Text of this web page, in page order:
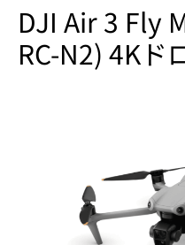
DJI Air 3 Fly
RC-N2) 4Kド